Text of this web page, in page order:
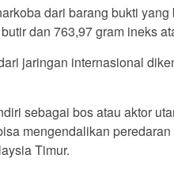
dari barang bukti
dan 763,97 gram ineks
jaringan internasional
sebagai bos atau aktor
mengendalikan
Timur.